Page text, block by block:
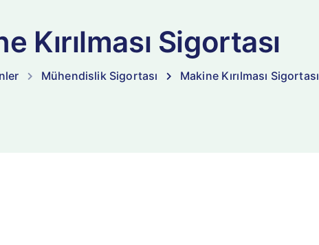
Kırılması Sigortası
Mühendislik Sigortası Makine Kırılması Sigortası